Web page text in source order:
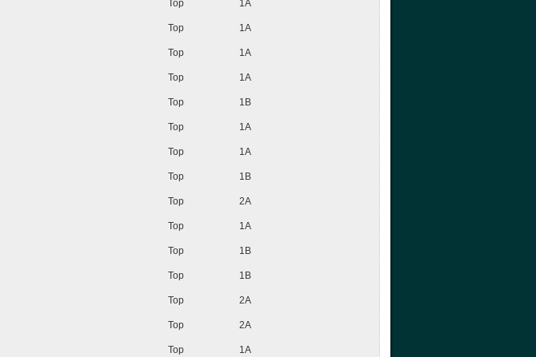
Top 1A
Top 1A
Top 1A
Top 1A
Top 1B
Top 1A
Top 1A
Top 1B
Top 2A
Top 1A
Top 1B
Top 1B
Top 2A
Top 2A
Top 1A